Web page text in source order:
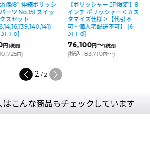
製8” 伸縮ポリッシ
ーツ No.151 スイッ
スセット
1-o]
円(税別)
円)
【ポリッシャー.JP限定】8
インチ ポリッシャー＜カス
タマイズ仕様＞【代引不
可・個人宅配送不可】
[6-
31-1-d]
76,100円～(税別)
(税込: 83,710円～)
2 / 2
はこんな商品もチェックしています